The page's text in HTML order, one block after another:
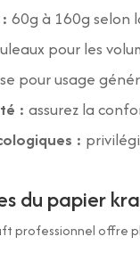
60g à 160g selon
pour les
pour usage
: assurez la
:
du papier
professionnel offre